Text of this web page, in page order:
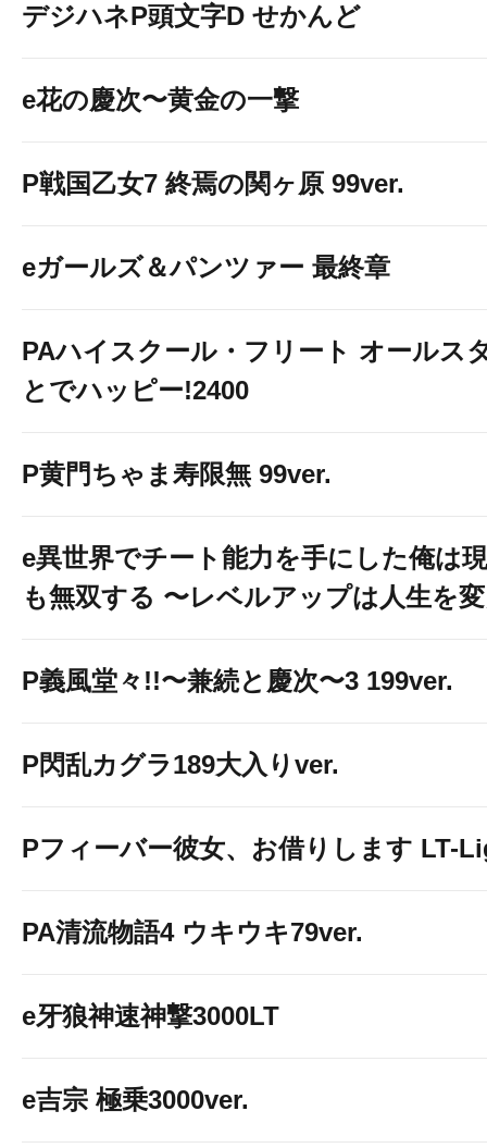
デジハネP頭文字D せかんど
e花の慶次〜黄金の一撃
P戦国乙女7 終焉の関ヶ原 99ver.
eガールズ＆パンツァー 最終章
PAハイスクール・フリート オールス
とでハッピー!2400
P黄門ちゃま寿限無 99ver.
e異世界でチート能力を手にした俺は
も無双する 〜レベルアップは人生を
P義風堂々!!〜兼続と慶次〜3 199ver.
P閃乱カグラ189大入りver.
Pフィーバー彼女、お借りします LT-
PA清流物語4 ウキウキ79ver.
e牙狼神速神撃3000LT
e吉宗 極乗3000ver.